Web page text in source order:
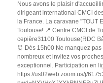
Nous avons le plaisir
dirigeant international CMCI
la France. La caravane "TOUT
Toulouse! 📍 Centre CMCI de
cepière31100 Toulouse(RDC
⏰ Dès 15h00 Ne manquez
nombreux et invitez vos
exceptionnel. Participation en
https://us02web.zoom.us/j/